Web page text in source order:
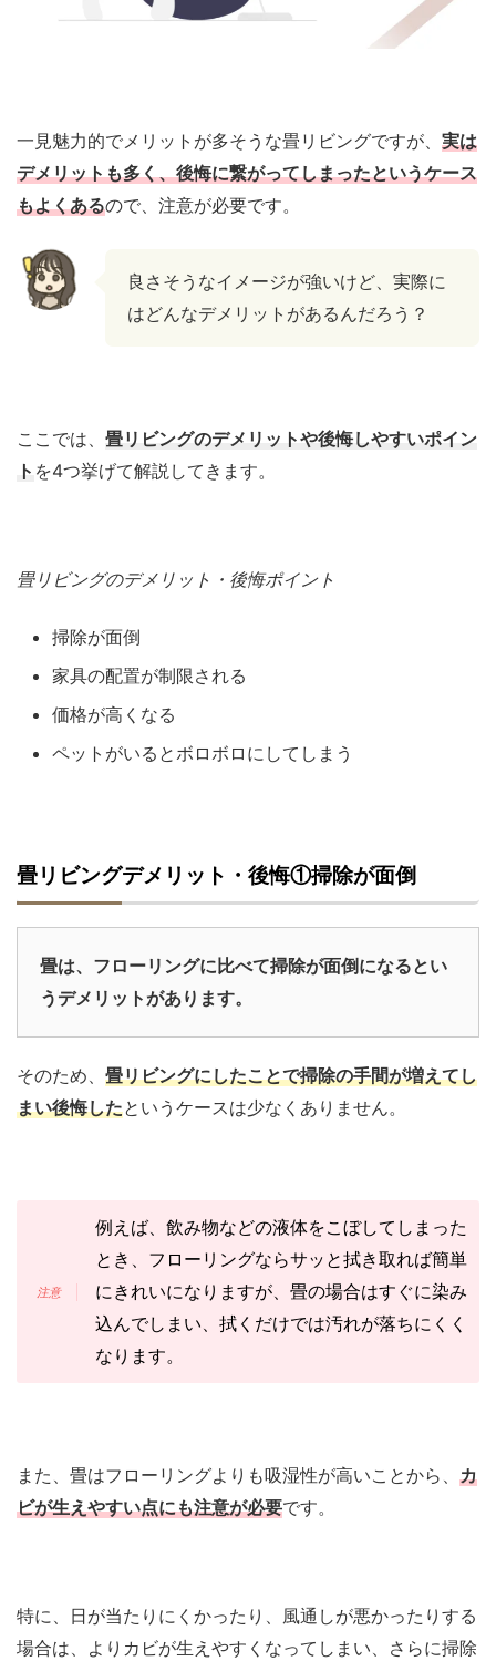
一見魅力的でメリットが多そうな畳リビングですが、 実は
デメリットも多く、後悔に繋がってしまったというケース
もよくあるので、注意が必要です。
良さそうなイメージが強いけど、実際に
はどんなデメリットがあるんだろう？
ここでは、 畳リビングのデメリットや後悔しやすいポイン
ト を4つ挙げて解説してきます。
畳リビングのデメリット・後悔ポイント
掃除が面倒
家具の配置が制限される
価格が高くなる
ペットがいるとボロボロにしてしまう
畳リビングデメリット・後悔①掃除が面倒
畳は、フローリングに比べて掃除が面倒になるとい
うデメリットがあります。
そのため、 畳リビングにしたことで掃除の手間が増えてし
まい後悔したというケースは少なくありません。
例えば、飲み物などの液体をこぼしてしまった
とき、フローリングならサッと拭き取れば簡単
にきれいになりますが、畳の場合はすぐに染み
込んでしまい、拭くだけでは汚れが落ちにくく
なります。
また、畳はフローリングよりも吸湿性が高いことから、 カ
ビが生えやすい点にも注意が必要です。
特に、日が当たりにくかったり、風通しが悪かったりする
場合は、よりカビが生えやすくなってしまい、さらに掃除